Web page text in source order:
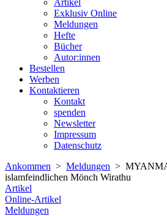
Artikel
Exklusiv Online
Meldungen
Hefte
Bücher
Autor:innen
Bestellen
Werben
Kontaktieren
Kontakt
spenden
Newsletter
Impressum
Datenschutz­
Ankommen > Meldungen >
islamfeindlichen Mönch Wirathu
Artikel
Online-Artikel
Meldungen